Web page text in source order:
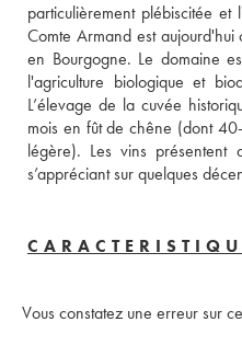
particulièrement plébiscitée
Comte Armand est
en Bourgogne. Le domaine
l'agriculture biologique et
L’élevage de la cuvée
mois en fût de chêne (dont
légère). Les vins présentent
s’appréciant sur quelques
Vous constatez une erreur sur